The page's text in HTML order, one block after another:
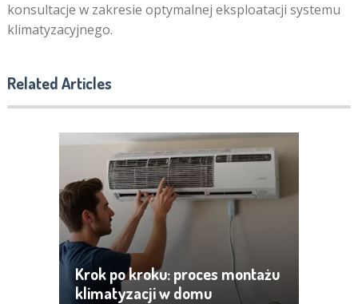
konsultacje w zakresie optymalnej eksploatacji systemu
klimatyzacyjnego.
Related Articles
Krok po kroku: proces montażu
klimatyzacji w domu